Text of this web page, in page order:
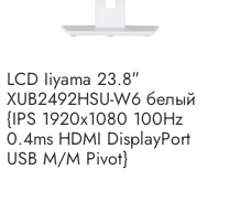
LCD Iiyama 23.8″
XUB2492HSU-W6 белый
{IPS 1920x1080 100Hz
0.4ms HDMI DisplayPort
USB M/M Pivot}